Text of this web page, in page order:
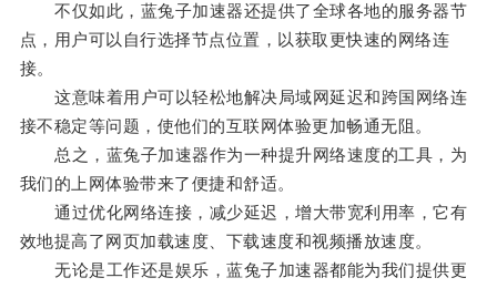
不仅如此，蓝兔子加速器还提供了全球各地的服务器节
点，用户可以自行选择节点位置，以获取更快速的网络连
接。
这意味着用户可以轻松地解决局域网延迟和跨国网络连
接不稳定等问题，使他们的互联网体验更加畅通无阻。
总之，蓝兔子加速器作为一种提升网络速度的工具，为
我们的上网体验带来了便捷和舒适。
通过优化网络连接，减少延迟，增大带宽利用率，它有
效地提高了网页加载速度、下载速度和视频播放速度。
无论是工作还是娱乐，蓝兔子加速器都能为我们提供更